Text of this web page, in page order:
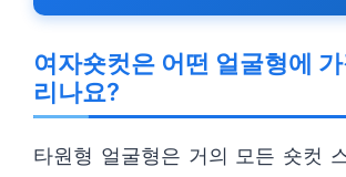
여자숏컷은 어떤 얼굴형에
리나요?
타원형 얼굴형은 거의 모든 숏컷